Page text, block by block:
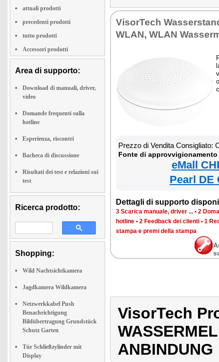
attuali prodotti
precedenti prodotti
tutto prodotti
Accessori prodotti
Area di supporto:
Download di manuali, driver,
video
Domande frequenti sulla
hotline
Esperienza, riscontri
Bacheca di discussione
Risultati dei test e relazioni sui
test
Ricerca prodotto:
Shopping:
Wild Nachtsichtkamera
Jagdkamera Wildkamera
Netzwerkkabel Push
Benachrichtigung
Bildübertragung Grundstück
Schutz Garten
Tür Schließzylinder mit
Display
VisorTech
WLAN, WLAN
Prezzo di Vendita Consigliato:
Fonte di
eMall
Pearl DE
Dettagli di supporto
3 Scarica manuale, driver ... • 2
hotline • 2 Feedback dei clienti • 1
stampa e premi della stampa
VisorTech
ANBINDUNG